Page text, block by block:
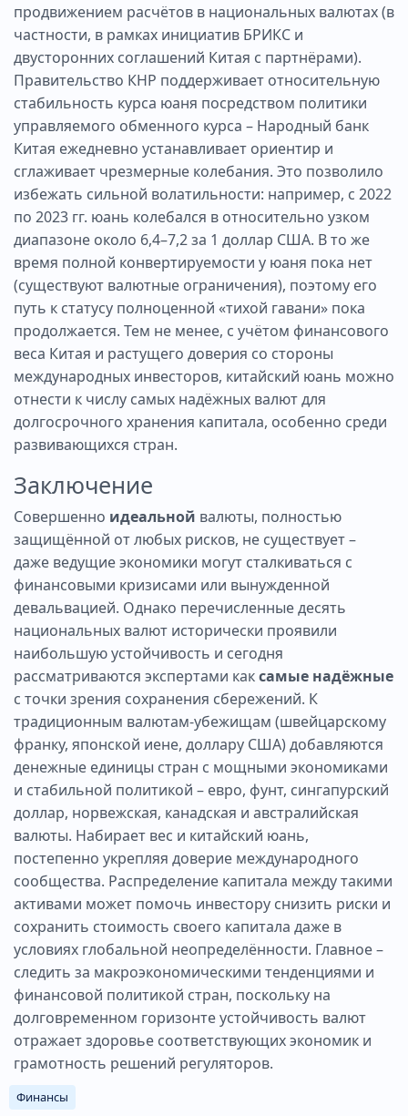
продвижением расчётов в национальных валютах (в
частности, в рамках инициатив БРИКС и
двусторонних соглашений Китая с партнёрами).
Правительство КНР поддерживает относительную
стабильность курса юаня посредством политики
управляемого обменного курса – Народный банк
Китая ежедневно устанавливает ориентир и
сглаживает чрезмерные колебания. Это позволило
избежать сильной волатильности: например, с 2022
по 2023 гг. юань колебался в относительно узком
диапазоне около 6,4–7,2 за 1 доллар США. В то же
время полной конвертируемости у юаня пока нет
(существуют валютные ограничения), поэтому его
путь к статусу полноценной «тихой гавани» пока
продолжается. Тем не менее, с учётом финансового
веса Китая и растущего доверия со стороны
международных инвесторов, китайский юань можно
отнести к числу самых надёжных валют для
долгосрочного хранения капитала, особенно среди
развивающихся стран.
Заключение
Совершенно идеальной валюты, полностью
защищённой от любых рисков, не существует –
даже ведущие экономики могут сталкиваться с
финансовыми кризисами или вынужденной
девальвацией. Однако перечисленные десять
национальных валют исторически проявили
наибольшую устойчивость и сегодня
рассматриваются экспертами каксамые надёжные
с точки зрения сохранения сбережений. К
традиционным валютам-убежищам (швейцарскому
франку, японской иене, доллару США) добавляются
денежные единицы стран с мощными экономиками
и стабильной политикой – евро, фунт, сингапурский
доллар, норвежская, канадская и австралийская
валюты. Набирает вес и китайский юань,
постепенно укрепляя доверие международного
сообщества. Распределение капитала между такими
активами может помочь инвестору снизить риски и
сохранить стоимость своего капитала даже в
условиях глобальной неопределённости. Главное –
следить за макроэкономическими тенденциями и
финансовой политикой стран, поскольку на
долговременном горизонте устойчивость валют
отражает здоровье соответствующих экономик и
грамотность решений регуляторов.
Финансы